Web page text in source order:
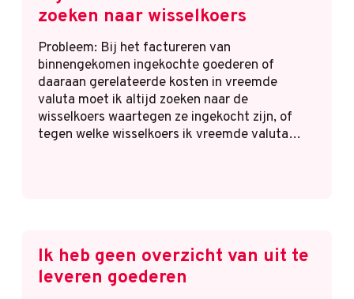
zoeken naar wisselkoers
Probleem: Bij het factureren van
binnengekomen ingekochte goederen of
daaraan gerelateerde kosten in vreemde
valuta moet ik altijd zoeken naar de
wisselkoers waartegen ze ingekocht zijn, of
tegen welke wisselkoers ik vreemde valuta…
Ik heb geen overzicht van uit te
leveren goederen